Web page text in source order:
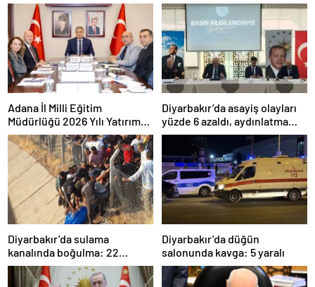
Adana İl Milli Eğitim
Müdürlüğü 2026 Yılı Yatırım
Programı değerlendirildi
Diyarbakır’da asayiş olayları
yüzde 6 azaldı, aydınlatma
oranı yüzde 98’e yükseldi
Diyarbakır’da sulama
kanalında boğulma: 22
yaşındaki genç hayatını
kaybetti
Diyarbakır’da düğün
salonunda kavga: 5 yaralı